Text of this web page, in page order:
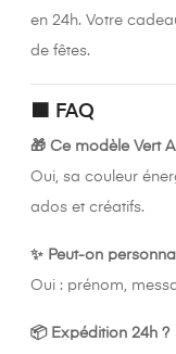
en 24h. Votre
de fêtes.
🟫 FAQ
🎁 Ce modèle Vert
Oui, sa couleur
ados et créatifs.
✨ Peut-on
Oui : prénom,
📦 Expédition 24h ?